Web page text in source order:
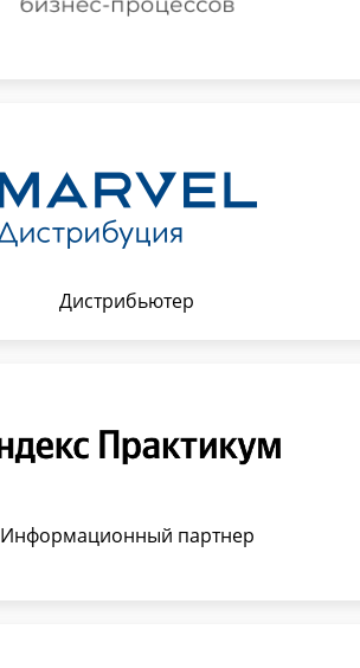
Дистрибьютер
Информационный партнер